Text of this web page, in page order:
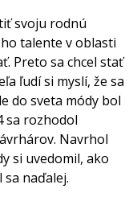
svoju rodnú
talente v oblasti
Preto sa chcel stať
ľudí si myslí, že sa
do sveta módy bol
sa rozhodol
Navrhol
si uvedomil, ako
naďalej.